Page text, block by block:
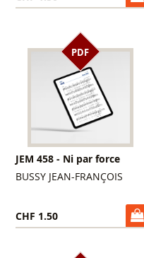
PDF
JEM 458 - Ni par force
BUSSY JEAN-FRANÇOIS
CHF 1.50